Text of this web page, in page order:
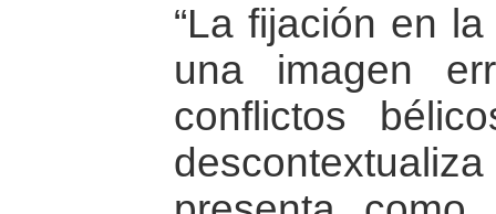
“La fijación en
una imagen
conflictos